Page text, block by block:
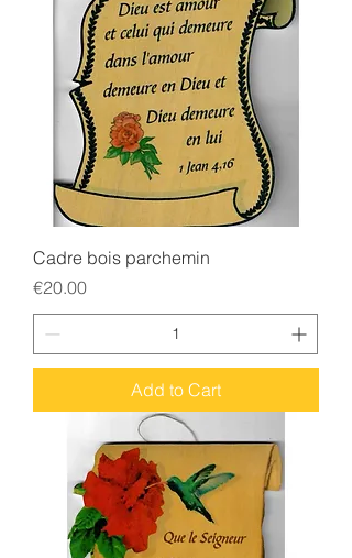
Cadre bois parchemin
Price
€20.00
Add to Cart